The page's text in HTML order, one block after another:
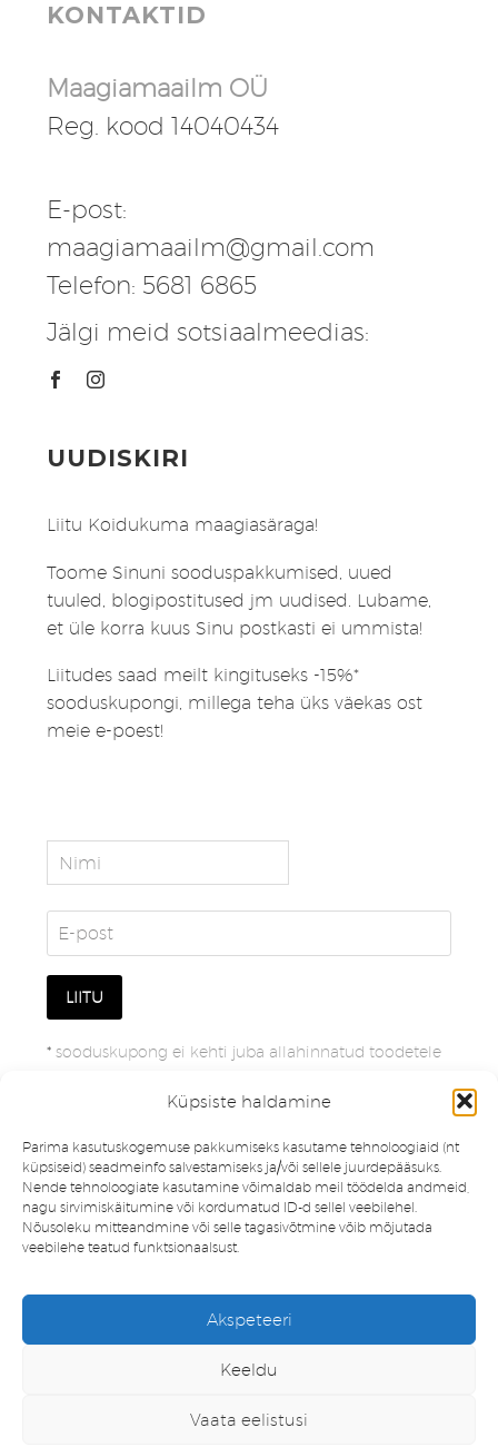
Küpsiste haldamine
Parima kasutuskogemuse pakkumiseks kasutame tehnoloogiaid (nt
küpsiseid) seadmeinfo salvestamiseks ja/või sellele juurdepääsuks.
Nende tehnoloogiate kasutamine võimaldab meil töödelda andmeid,
nagu sirvimiskäitumine või kordumatud ID-d sellel veebilehel.
Nõusoleku mitteandmine või selle tagasivõtmine võib mõjutada
veebilehe teatud funktsionaalsust.
Akspeteeri
Keeldu
Vaata eelistusi
KONTAKTID
Maagiamaailm OÜ
Reg. kood 14040434
E-post:
maagiamaailm@gmail.com
Telefon: 5681 6865
Jälgi meid sotsiaalmeedias:
UUDISKIRI
Liitu Koidukuma maagiasäraga!
Toome Sinuni sooduspakkumised, uued
tuuled, blogipostitused jm uudised. Lubame,
et üle korra kuus Sinu postkasti ei ummista!
Liitudes saad meilt kingituseks -15%*
sooduskupongi, millega teha üks väekas ost
meie e-poest!
* sooduskupong ei kehti juba allahinnatud toodetele
Müügitingimused Privaatsuspoliitika
Minu konto Soovinimekiri